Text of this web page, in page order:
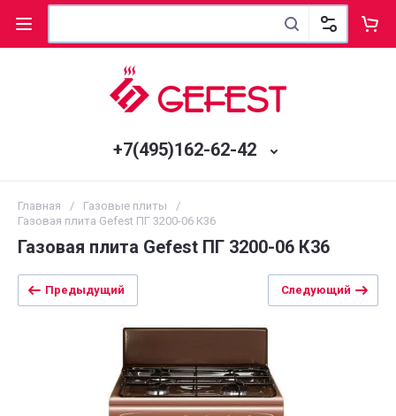
+7(495)162-62-42
Главная / Газовые плиты
/
Газовая плита Gefest ПГ 3200-06 К36
Газовая плита Gefest ПГ 3200-06 К36
Предыдущий Следующий